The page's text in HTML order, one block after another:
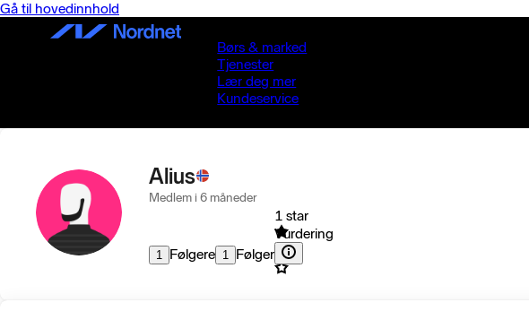
Gå til hovedinnhold
Børs & marked
Tjenester
Lær deg mer
Kundeservice
Alius
Medlem i 6 måneder
1 Følgere 1 Følger
1 star
Vurdering